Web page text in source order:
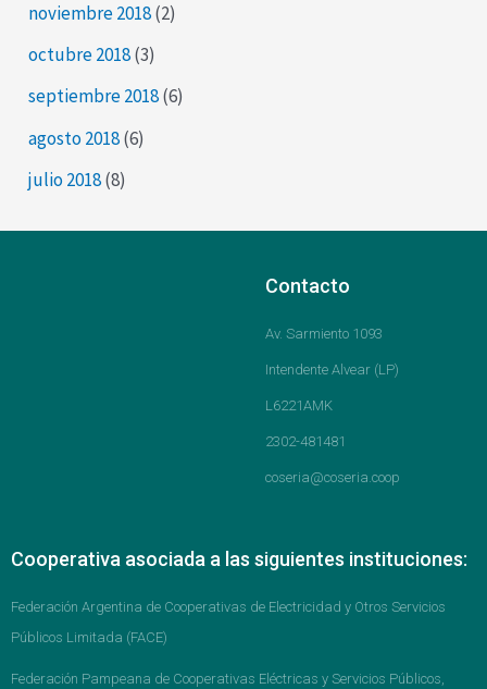
noviembre 2018(2)
octubre 2018(3)
septiembre 2018(6)
agosto 2018(6)
julio 2018(8)
Contacto
Av. Sarmiento 1093
Intendente Alvear (LP)
L6221AMK
2302-481481
coseria@coseria.coop
Cooperativa asociada a las siguientes instituciones:
Federación Argentina de Cooperativas de Electricidad y Otros Servicios
Públicos Limitada (FACE)
Federación Pampeana de Cooperativas Eléctricas y Servicios Públicos,